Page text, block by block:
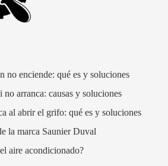
no enciende: qué es y soluciones
arranca: causas y soluciones
al abrir el grifo: qué es y soluciones
la marca Saunier Duval
aire acondicionado?